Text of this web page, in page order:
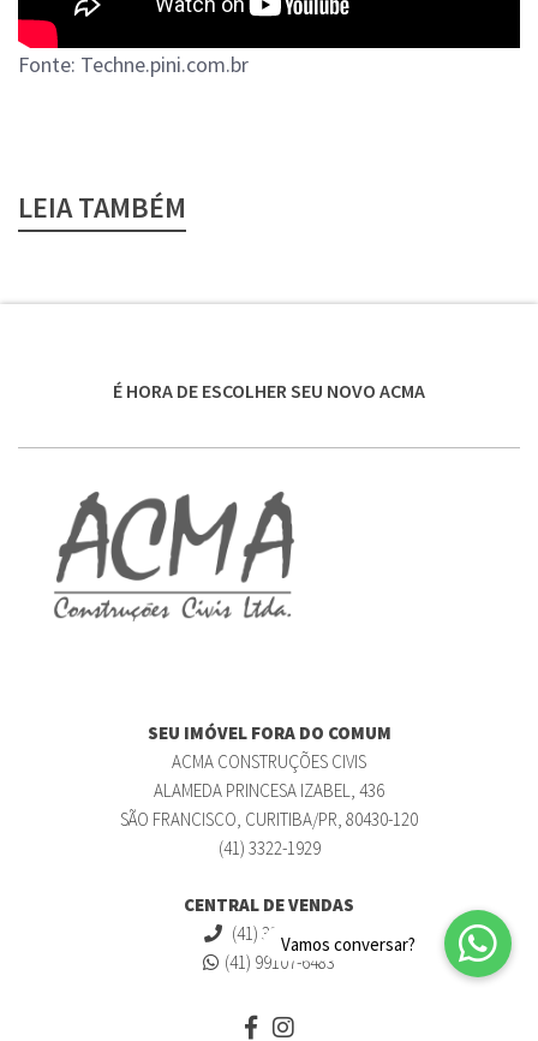
Fonte: Techne.pini.com.br
LEIA TAMBÉM
É HORA DE ESCOLHER SEU NOVO ACMA
SEU IMÓVEL FORA DO COMUM
ACMA CONSTRUÇÕES CIVIS
ALAMEDA PRINCESA IZABEL, 436
SÃO FRANCISCO, CURITIBA/PR, 80430-120
(41) 3322-1929
CENTRAL DE VENDAS
(41) 3322-1929
(41) 99107-6483